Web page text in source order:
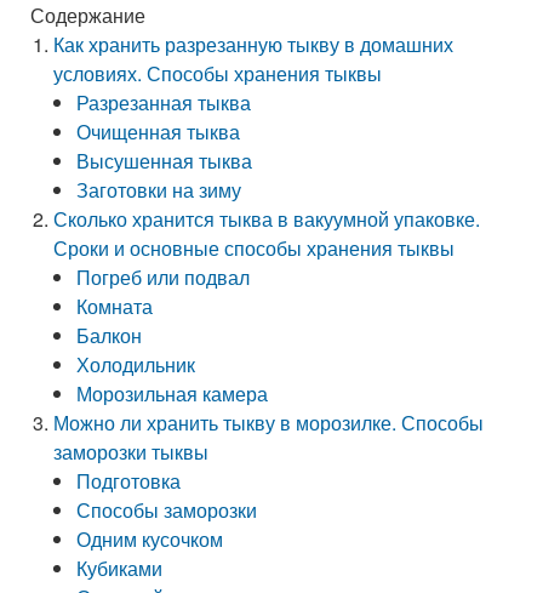
Содержание
Как хранить разрезанную тыкву в домашних
условиях. Способы хранения тыквы
Разрезанная тыква
Очищенная тыква
Высушенная тыква
Заготовки на зиму
Сколько хранится тыква в вакуумной упаковке.
Сроки и основные способы хранения тыквы
Погреб или подвал
Комната
Балкон
Холодильник
Морозильная камера
Можно ли хранить тыкву в морозилке. Способы
заморозки тыквы
Подготовка
Способы заморозки
Одним кусочком
Кубиками